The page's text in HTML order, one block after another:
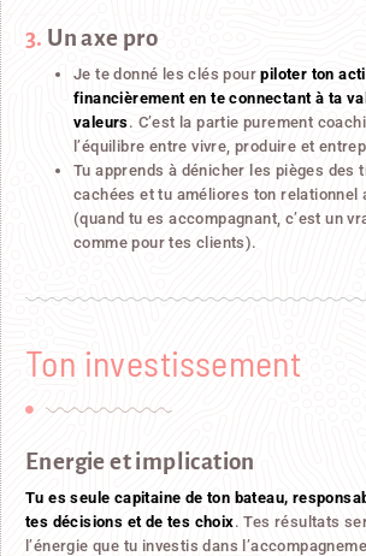
3.Un axe pro
Je te donné les clés pourpiloter ton
financièrement en te connectant à ta
valeurs. C’est la partie purement
l’équilibre entre vivre, produire et
Tu apprends à dénicher les pièges des
cachées et tu améliores ton relationnel
(quand tu es accompagnant, c’est un
comme pour tes clients).
Ton investissement
Energie et implication
Tu es seule capitaine de ton bateau,
tes décisions et de tes choix. Tes résultats
l’énergie que tu investis dans